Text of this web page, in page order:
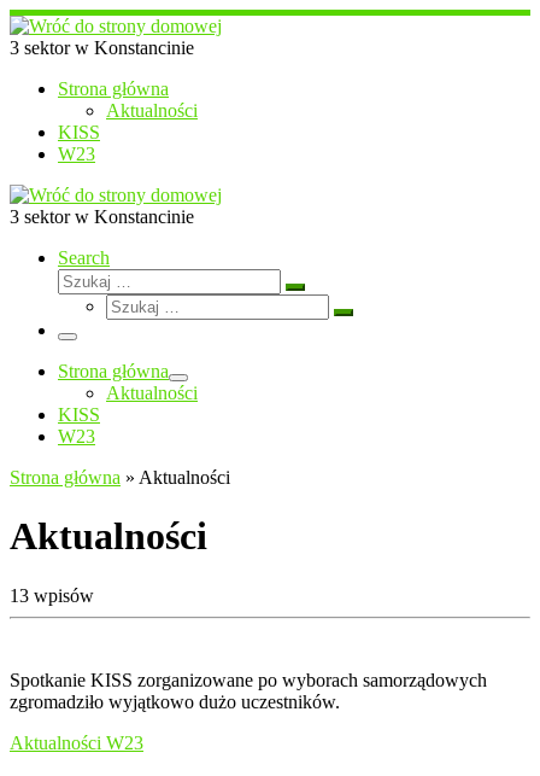
Przejdź
do
3 sektor w Konstancinie
Strona główna
Aktualności
KISS
W23
3 sektor w Konstancinie
Search
Szukaj
Szukaj
Szukaj
Szukaj
Menu
Strona główna
Aktualności
KISS
W23
Strona główna » Aktualności
Aktualności
13 wpisów
Spotkanie KISS zorganizowane po wyborach samorządowych
zgromadziło wyjątkowo dużo uczestników.
Aktualności W23